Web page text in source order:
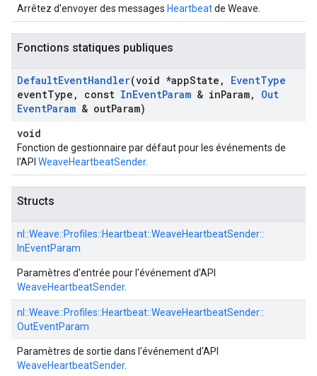
Arrêtez d'envoyer des messages Heartbeatde Weave.
Fonctions statiques publiques
DefaultEventHandler(void *appState , EventType
eventType , const InEventParam & inParam,
Out
EventParam & outParam)
void
Fonction de gestionnaire par défaut pour les événements de
l'API WeaveHeartbeatSender.
Structs
nl::Weave::Profiles::Heartbeat::WeaveHeartbeatSender::
InEventParam
Paramètres d'entrée pour l'événement d'API
WeaveHeartbeatSender.
nl::Weave::Profiles::Heartbeat::WeaveHeartbeatSender::
OutEventParam
Paramètres de sortie dans l'événement d'API
WeaveHeartbeatSender.